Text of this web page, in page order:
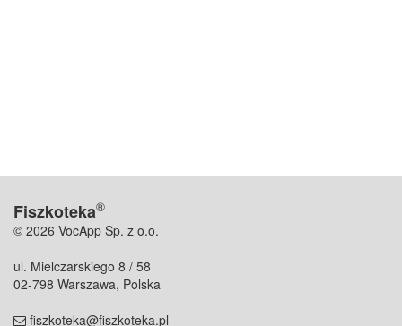
Fiszkoteka®
© 2026 VocApp Sp. z o.o.
ul. Mielczarskiego 8 / 58
02-798 Warszawa, Polska
fiszkoteka@fiszkoteka.pl